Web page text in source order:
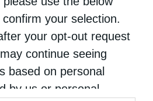
your selection.
your opt-out request
continue seeing
based on personal
by us or personal